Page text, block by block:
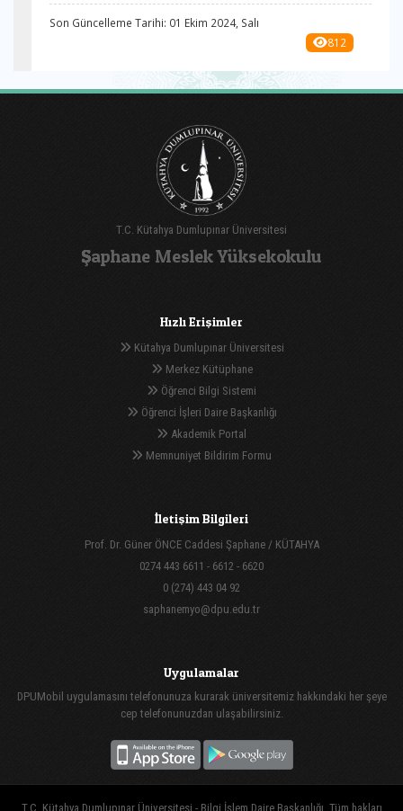
Son Güncelleme Tarihi: 01 Ekim 2024, Salı
812
T.C. Kütahya Dumlupınar Üniversitesi
Şaphane Meslek Yüksekokulu
Hızlı Erişimler
Kütahya Dumlupınar Üniversitesi
Merkez Kütüphane
Öğrenci Bilgi Sistemi
Öğrenci İşleri Daire Başkanlığı
Akademik Portal
Memnuniyet Bildirim Formu
İletişim Bilgileri
Prof. Dr. Güner ÖNCE Caddesi Şaphane / KÜTAHYA
0274 443 6611 - 6612 - 6620
0 (274) 443 04 92
saphanemyo@dpu.edu.tr
Uygulamalar
DPUMobil uygulamasını telefonunuza kurarak üniversitemiz hakkındaki her şeye
cep telefonunuzdan ulaşabilirsiniz.
T.C. Kütahya Dumlupınar Üniversitesi - Bilgi İşlem Daire Başkanlığı, Tüm hakları